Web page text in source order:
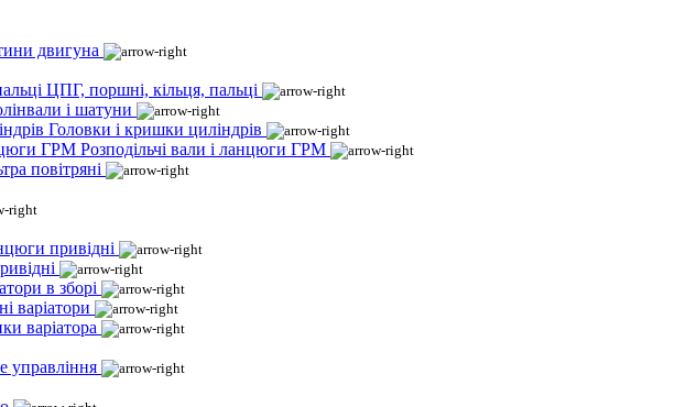
двигуна
ЦПГ, поршні, кільця, пальці
і шатуни
Головки і кришки циліндрів
Розподільчі вали і ланцюги ГРМ
повітряні
привідні
в зборі
варіатори
варіатора
управління